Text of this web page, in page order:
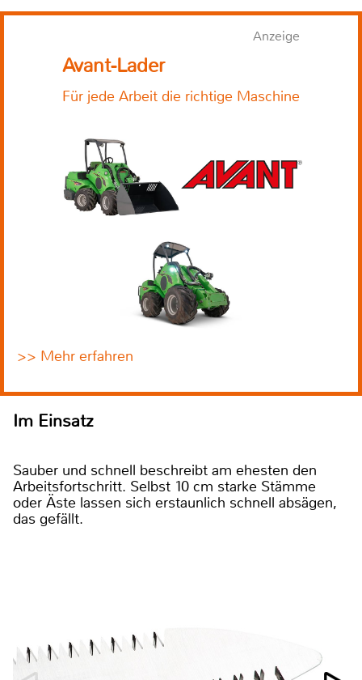
Anzeige
Avant-Lader
Für jede Arbeit die richtige Maschine
>> Mehr erfahren
Im Einsatz
Sauber und schnell beschreibt am ehesten den
Arbeitsfortschritt. Selbst 10 cm starke Stämme
oder Äste lassen sich erstaunlich schnell absägen,
das gefällt.